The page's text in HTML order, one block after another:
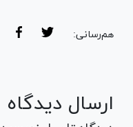
هم‌رسانی:
ارسال دیدگاه